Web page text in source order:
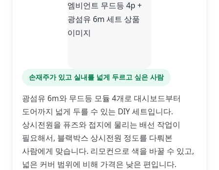
손재주가 있고 실내를 넓게 두르고 싶은 사람
광섬유 6m와 무드등 모듈 4개로 대시보드부터
도어까지 넓게 두를 수 있는 DIY 세트입니다.
상시전원을 퓨즈와 접지에 물리는 배선 작업이
필요해서, 블랙박스 상시전원 정도를 다뤄본
사람에게 맞습니다. 리모컨으로 색을 바꿀 수 있고,
넓은 커버 범위에 비해 가격은 낮은 편입니다.